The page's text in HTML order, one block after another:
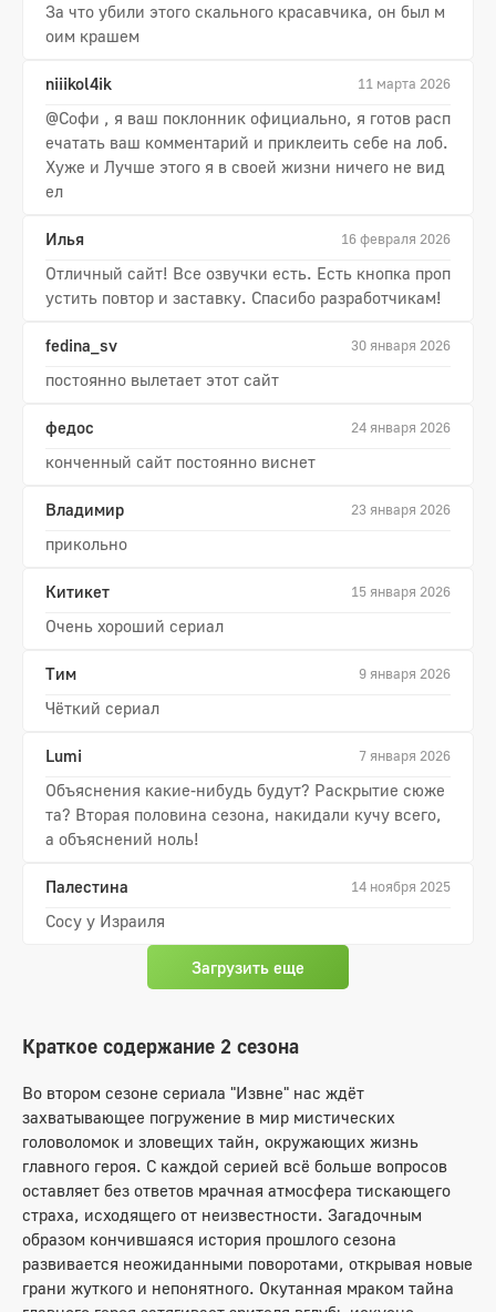
За что убили этого скального красавчика, он был м
оим крашем
niiikol4ik 11 марта 2026
@Софи , я ваш поклонник официально, я готов расп
ечатать ваш комментарий и приклеить себе на лоб.
Хуже и Лучше этого я в своей жизни ничего не вид
ел
Илья 16 февраля 2026
Отличный сайт! Все озвучки есть. Есть кнопка проп
устить повтор и заставку. Спасибо разработчикам!
fedina_sv 30 января 2026
постоянно вылетает этот сайт
федос 24 января 2026
конченный сайт постоянно виснет
Владимир 23 января 2026
прикольно
Китикет 15 января 2026
Очень хороший сериал
Тим 9 января 2026
Чёткий сериал
Lumi 7 января 2026
Объяснения какие-нибудь будут? Раскрытие сюже
та? Вторая половина сезона, накидали кучу всего,
а объяснений ноль!
Палестина 14 ноября 2025
Сосу у Израиля
Загрузить еще
Краткое содержание 2 сезона
Во втором сезоне сериала "Извне" нас ждёт
захватывающее погружение в мир мистических
головоломок и зловещих тайн, окружающих жизнь
главного героя. С каждой серией всё больше вопросов
оставляет без ответов мрачная атмосфера тискающего
страха, исходящего от неизвестности. Загадочным
образом кончившаяся история прошлого сезона
развивается неожиданными поворотами, открывая новые
грани жуткого и непонятного. Окутанная мраком тайна